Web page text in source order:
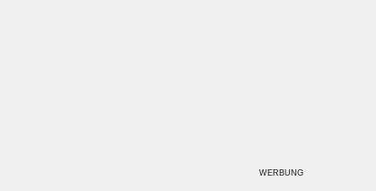
WERBUNG